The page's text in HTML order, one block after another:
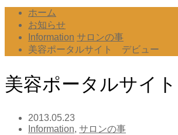
ホーム
お知らせ
Information サロンの事
美容ポータルサイト デビュー
美容ポータルサイ
2013.05.23
Information, サロンの事